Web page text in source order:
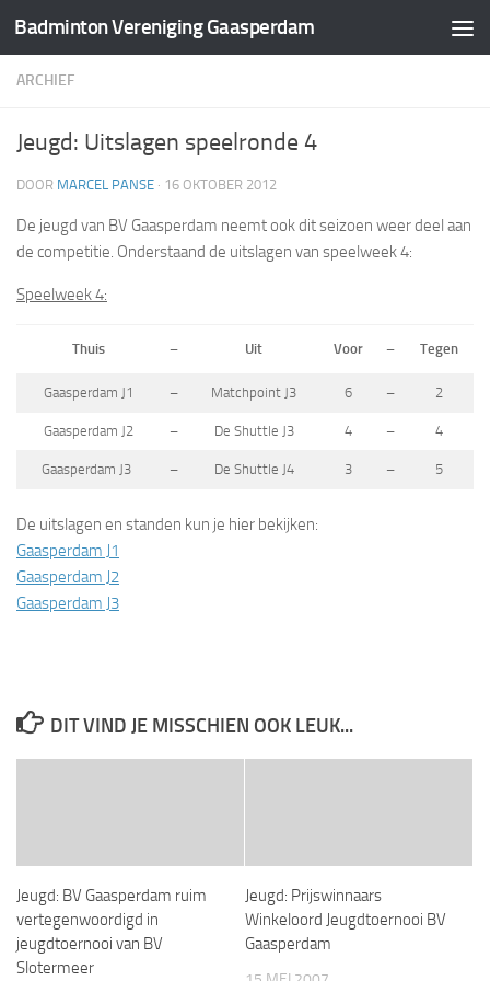
Doorgaan naar inhoud
Badminton Vereniging Gaasperdam
ARCHIEF
Jeugd: Uitslagen speelronde 4
DOOR MARCEL PANSE · 16 OKTOBER 2012
De jeugd van BV Gaasperdam neemt ook dit seizoen weer deel aan
de competitie. Onderstaand de uitslagen van speelweek 4:
Speelweek 4:
Thuis – Uit Voor – Tegen
Gaasperdam J1 – Matchpoint J3 6 – 2
Gaasperdam J2 – De Shuttle J3 4 – 4
Gaasperdam J3 – De Shuttle J4 3 – 5
De uitslagen en standen kun je hier bekijken:
Gaasperdam J1
Gaasperdam J2
Gaasperdam J3
DIT VIND JE MISSCHIEN OOK LEUK...
Jeugd: BV Gaasperdam ruim
vertegenwoordigd in
jeugdtoernooi van BV
Slotermeer
Jeugd: Prijswinnaars
Winkeloord Jeugdtoernooi BV
Gaasperdam